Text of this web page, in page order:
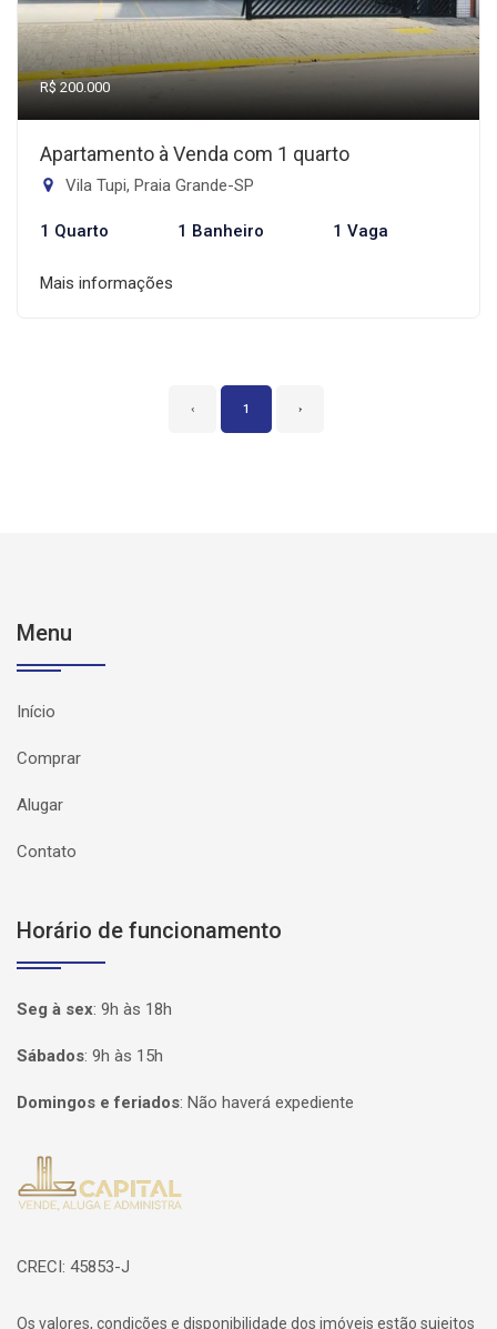
R$ 200.000
Apartamento à Venda com 1 quarto
Vila Tupi, Praia Grande-SP
1 Quarto 1 Banheiro 1 Vaga
Mais informações
‹ 1 ›
Menu
Início
Comprar
Alugar
Contato
Horário de funcionamento
Seg à sex: 9h às 18h
Sábados: 9h às 15h
Domingos e feriados: Não haverá expediente
Página inicial
CRECI: 45853-J
Os valores, condições e disponibilidade dos imóveis estão sujeitos